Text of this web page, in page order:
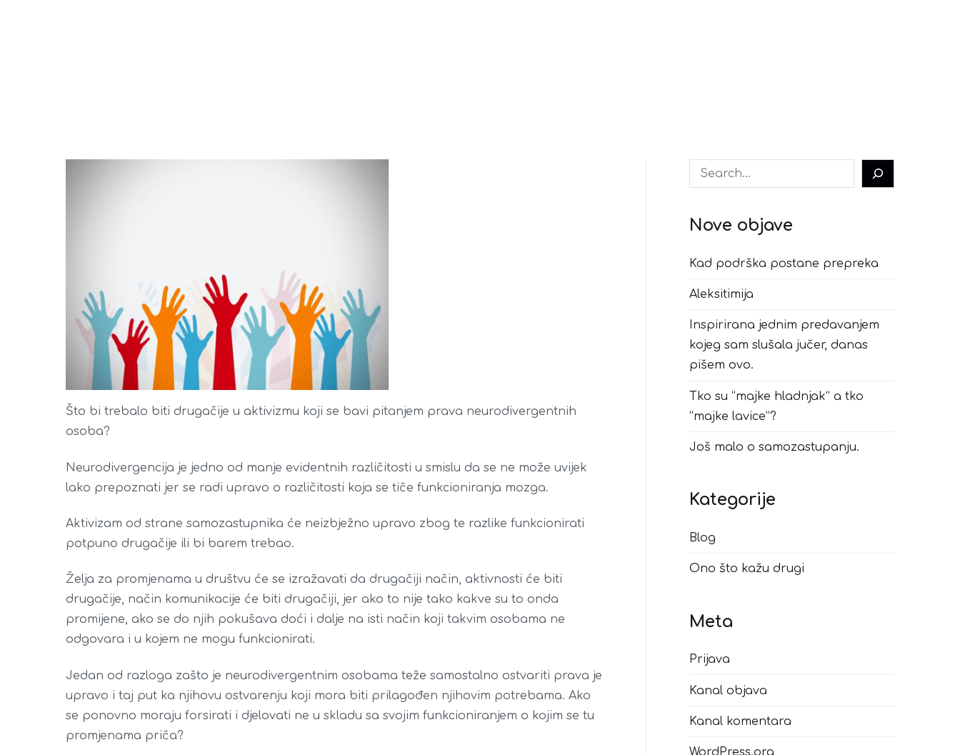
Što bi trebalo biti drugačije u aktivizmu koji se bavi pitanjem prava neurodivergentnih
osoba?
Neurodivergencija je jedno od manje evidentnih različitosti u smislu da se ne može uvijek
lako prepoznati jer se radi upravo o različitosti koja se tiče funkcioniranja mozga.
Aktivizam od strane samozastupnika će neizbježno upravo zbog te razlike funkcionirati
potpuno drugačije ili bi barem trebao.
Želja za promjenama u društvu će se izražavati da drugačiji način, aktivnosti će biti
drugačije, način komunikacije će biti drugačiji, jer ako to nije tako kakve su to onda
promijene, ako se do njih pokušava doći i dalje na isti način koji takvim osobama ne
odgovara i u kojem ne mogu funkcionirati.
Jedan od razloga zašto je neurodivergentnim osobama teže samostalno ostvariti prava je
upravo i taj put ka njihovu ostvarenju koji mora biti prilagođen njihovim potrebama. Ako
se ponovno moraju forsirati i djelovati ne u skladu sa svojim funkcioniranjem o kojim se tu
promjenama priča?
Pretraga
Nove objave
Kad podrška postane prepreka
Aleksitimija
Inspirirana jednim predavanjem
kojeg sam slušala jučer, danas
pišem ovo.
Tko su “majke hladnjak” a tko
“majke lavice”?
Još malo o samozastupanju.
Kategorije
Blog
Ono što kažu drugi
Meta
Prijava
Kanal objava
Kanal komentara
WordPress.org